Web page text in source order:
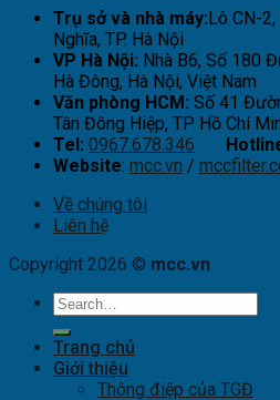
Trụ sở và nhà máy:Lô CN-2,
Nghĩa, TP. Hà Nội
VP Hà Nội: Nhà B6, Số 180
Hà Đông, Hà Nội, Việt Nam
Văn phòng HCM: Số 41
Tân Đông Hiệp, TP Hồ Chí
Tel: 0967.678.346
Website: mcc.vn /
Về chúng tôi
Liên hệ
Copyright 2026 © mcc.vn
Trang chủ
Giới thiệu
Thông điệp của TGĐ